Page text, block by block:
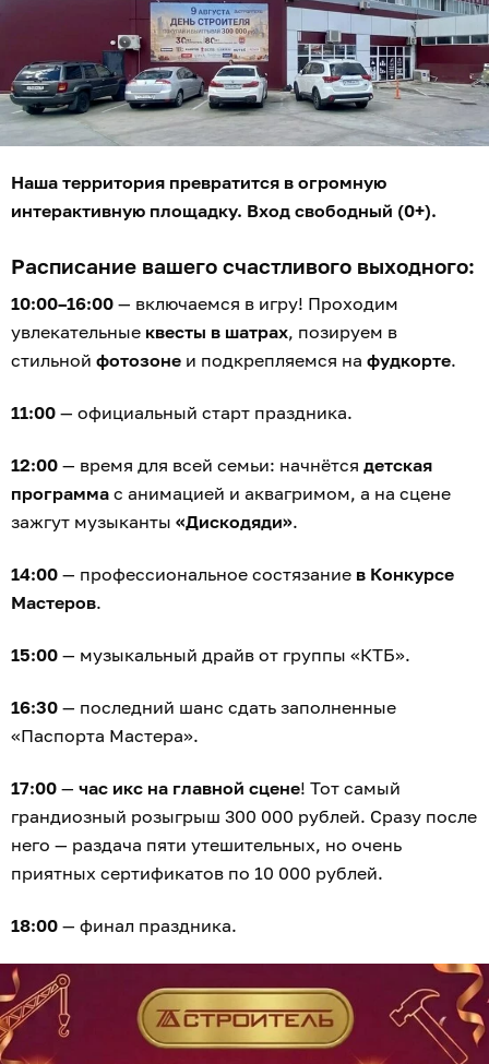
Наша территория превратится в огромную
интерактивную площадку. Вход свободный (0+).
Расписание вашего счастливого выходного:
10:00–16:00 — включаемся в игру! Проходим
увлекательные квесты в шатрах, позируем в
стильной фотозоне и подкрепляемся на фудкорте.
11:00 — официальный старт праздника.
12:00 — время для всей семьи: начнётся детская
программа с анимацией и аквагримом, а на сцене
зажгут музыканты «Дискодяди».
14:00 — профессиональное состязание в Конкурсе
Мастеров.
15:00 — музыкальный драйв от группы «КТБ».
16:30 — последний шанс сдать заполненные
«Паспорта Мастера».
17:00 — час икс на главной сцене! Тот самый
грандиозный розыгрыш 300 000 рублей. Сразу после
него — раздача пяти утешительных, но очень
приятных сертификатов по 10 000 рублей.
18:00 — финал праздника.